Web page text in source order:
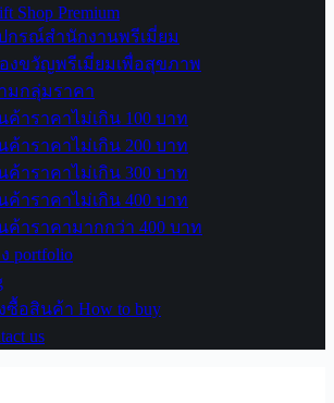
Shop Premium
กรณ์สำนักงานพรีเมี่ยม
งขวัญพรีเมี่ยมเพื่อสุขภาพ
มกลุ่มราคา
ค้าราคาไม่เกิน 100 บาท
ค้าราคาไม่เกิน 200 บาท
ค้าราคาไม่เกิน 300 บาท
ค้าราคาไม่เกิน 400 บาท
ค้าราคามากกว่า 400 บาท
portfolio
อสินค้า How to buy
us